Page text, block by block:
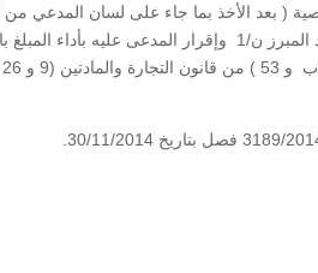
( بعد الأخذ بما جاء على لسان المدعي
المبلغ المدعى به ) مما يتعين معه إلزامهما سنداً للسند المبرز